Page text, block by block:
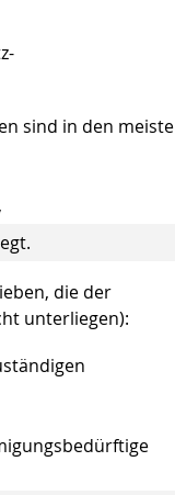
sind in den
die der
unterliegen):